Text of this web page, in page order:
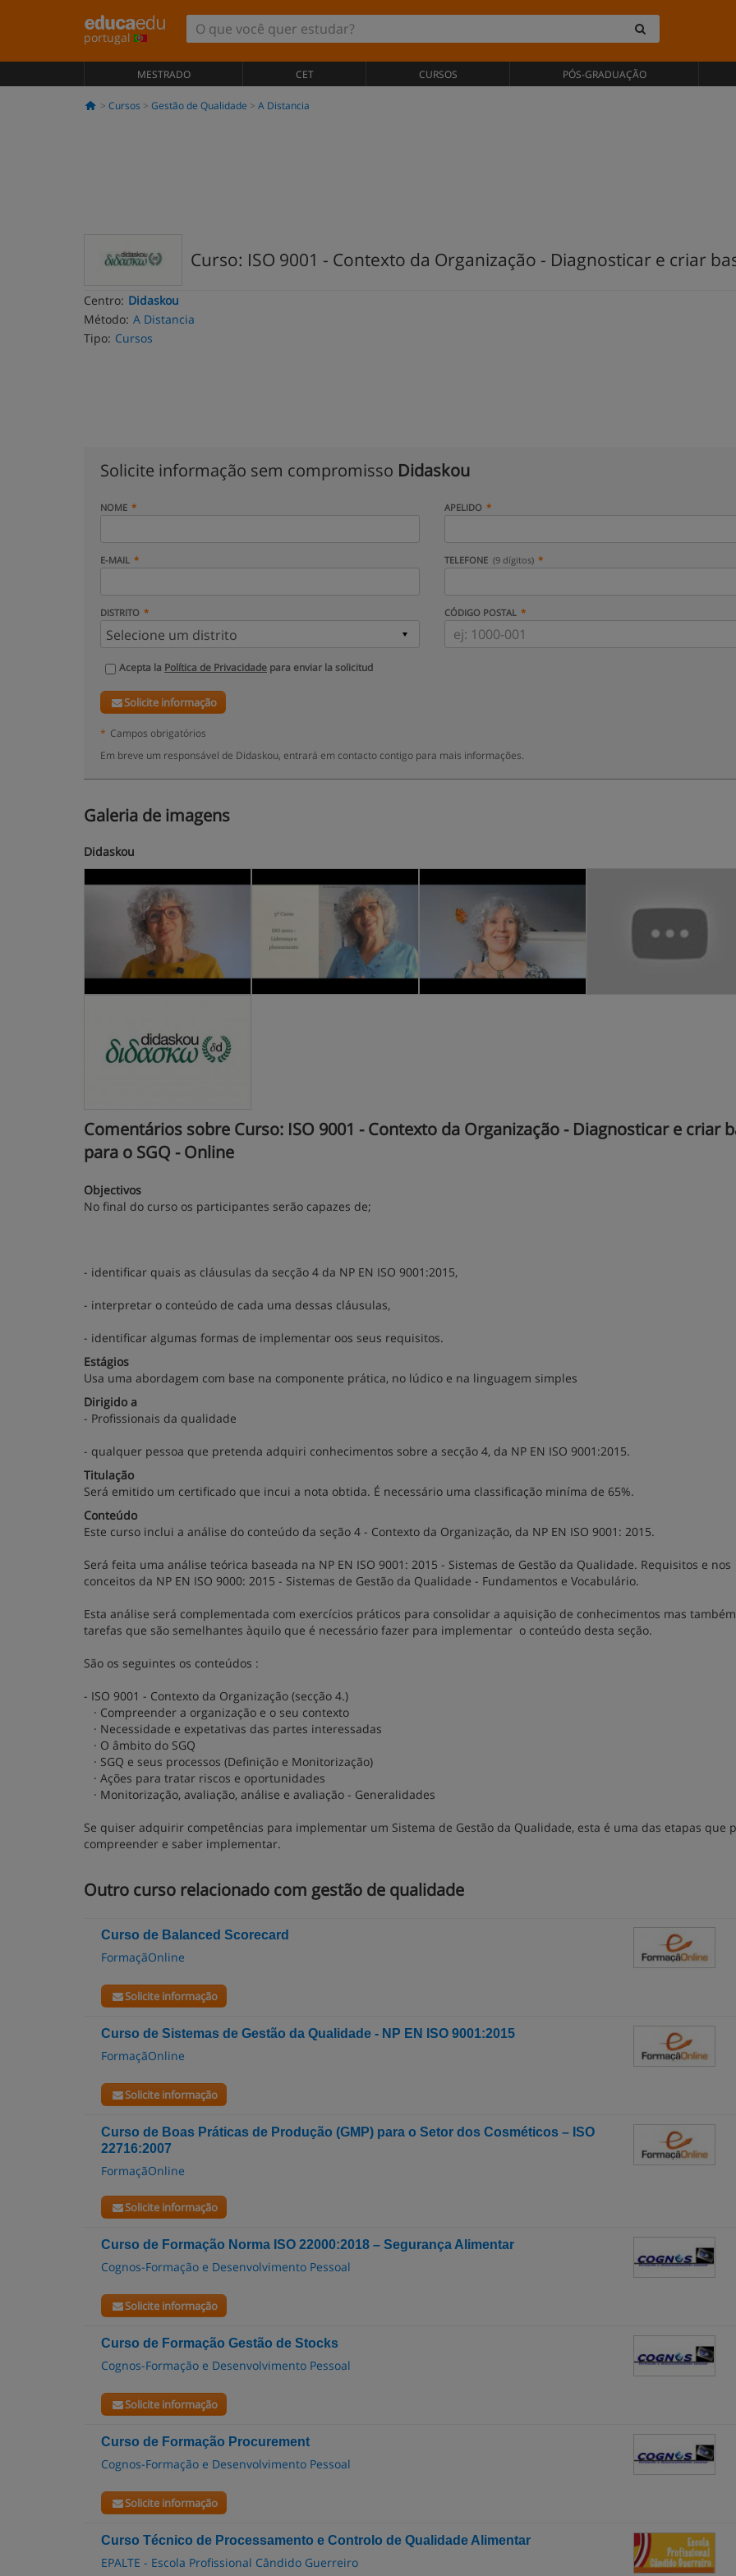
portugal
MESTRADO CET CURSOS PÓS-GRADUAÇÃO
Cursos Gestão de Qualidade A Distancia
Curso: ISO 9001 - Contexto da Organização - Diagnosticar e criar
Centro: Didaskou
Método: A Distancia
Tipo: Cursos
Solicite informação sem compromisso Didaskou
NOME APELIDO
E-MAIL TELEFONE (9 dígitos)
DISTRITO CÓDIGO POSTAL
Acepta la Política de Privacidade para enviar la solicitud
Solicite informação
* Campos obrigatórios
Em breve um responsável de Didaskou, entrará em contacto contigo para mais informações.
Galeria de imagens
Didaskou
Comentários sobre Curso: ISO 9001 - Contexto da Organização - Diagnosticar e criar
para o SGQ - Online
Objectivos
No final do curso os participantes serão capazes de;
- identificar quais as cláusulas da secção 4 da NP EN ISO 9001:2015,
- interpretar o conteúdo de cada uma dessas cláusulas,
- identificar algumas formas de implementar oos seus requisitos.
Estágios
Usa uma abordagem com base na componente prática, no lúdico e na linguagem simples
Dirigido a
- Profissionais da qualidade
- qualquer pessoa que pretenda adquiri conhecimentos sobre a secção 4, da NP EN ISO 9001:2015.
Titulação
Será emitido um certificado que incui a nota obtida. É necessário uma classificação miníma de 65%.
Conteúdo
Este curso inclui a análise do conteúdo da seção 4 - Contexto da Organização, da NP EN ISO 9001: 2015.
Será feita uma análise teórica baseada na NP EN ISO 9001: 2015 - Sistemas de Gestão da Qualidade. Requisitos e nos
conceitos da NP EN ISO 9000: 2015 - Sistemas de Gestão da Qualidade - Fundamentos e Vocabulário.
Esta análise será complementada com exercícios práticos para consolidar a aquisição de conhecimentos mas
tarefas que são semelhantes àquilo que é necessário fazer para implementar o conteúdo desta seção.
São os seguintes os conteúdos :
- ISO 9001 - Contexto da Organização (secção 4.)
· Compreender a organização e o seu contexto
· Necessidade e expetativas das partes interessadas
· O âmbito do SGQ
· SGQ e seus processos (Definição e Monitorização)
· Ações para tratar riscos e oportunidades
· Monitorização, avaliação, análise e avaliação - Generalidades
Se quiser adquirir competências para implementar um Sistema de Gestão da Qualidade, esta é uma das etapas que
compreender e saber implementar.
Outro curso relacionado com gestão de qualidade
Curso de Balanced Scorecard
FormaçãOnline
Solicite informação
Curso de Sistemas de Gestão da Qualidade - NP EN ISO 9001:2015
FormaçãOnline
Solicite informação
Curso de Boas Práticas de Produção (GMP) para o Setor dos Cosméticos – ISO
22716:2007
FormaçãOnline
Solicite informação
Curso de Formação Norma ISO 22000:2018 – Segurança Alimentar
Cognos-Formação e Desenvolvimento Pessoal
Solicite informação
Curso de Formação Gestão de Stocks
Cognos-Formação e Desenvolvimento Pessoal
Solicite informação
Curso de Formação Procurement
Cognos-Formação e Desenvolvimento Pessoal
Solicite informação
Curso Técnico de Processamento e Controlo de Qualidade Alimentar
EPALTE - Escola Profissional Cândido Guerreiro